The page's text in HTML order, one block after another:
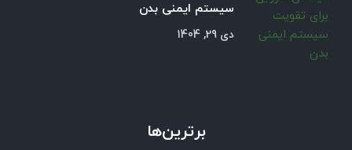
سیستم ایمنی بدن
دی 29, 1404
برترین‌ها